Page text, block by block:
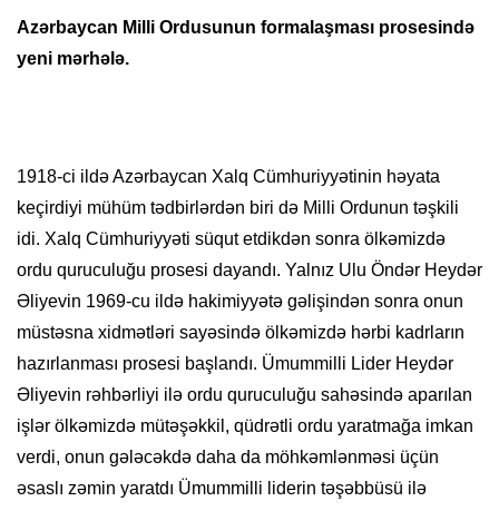
Azərbaycan Milli Ordusunun formalaşması prosesində
yeni mərhələ.
1918-ci ildə Azərbaycan Xalq Cümhuriyyətinin həyata
keçirdiyi mühüm tədbirlərdən biri də Milli Ordunun təşkili
idi. Xalq Cümhuriyyəti süqut etdikdən sonra ölkəmizdə
ordu quruculuğu prosesi dayandı. Yalnız Ulu Öndər Heydər
Əliyevin 1969-cu ildə hakimiyyətə gəlişindən sonra onun
müstəsna xidmətləri sayəsində ölkəmizdə hərbi kadrların
hazırlanması prosesi başlandı. Ümummilli Lider Heydər
Əliyevin rəhbərliyi ilə ordu quruculuğu sahəsində aparılan
işlər ölkəmizdə mütəşəkkil, qüdrətli ordu yaratmağa imkan
verdi, onun gələcəkdə daha da möhkəmlənməsi üçün
əsaslı zəmin yaratdı Ümummilli liderin təşəbbüsü ilə